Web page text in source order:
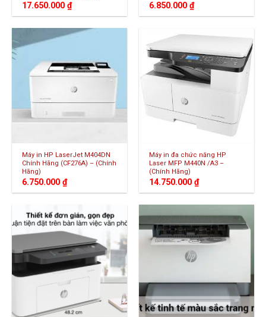
17.650.000₫ 6.850.000₫
Máy in HP LaserJet M404DN
Chính Hãng (CF276A) – (Chính
Hãng)
6.750.000₫
Máy in đa chức năng HP
Laser MFP M440N /A3 –
(Chính Hãng)
14.750.000₫